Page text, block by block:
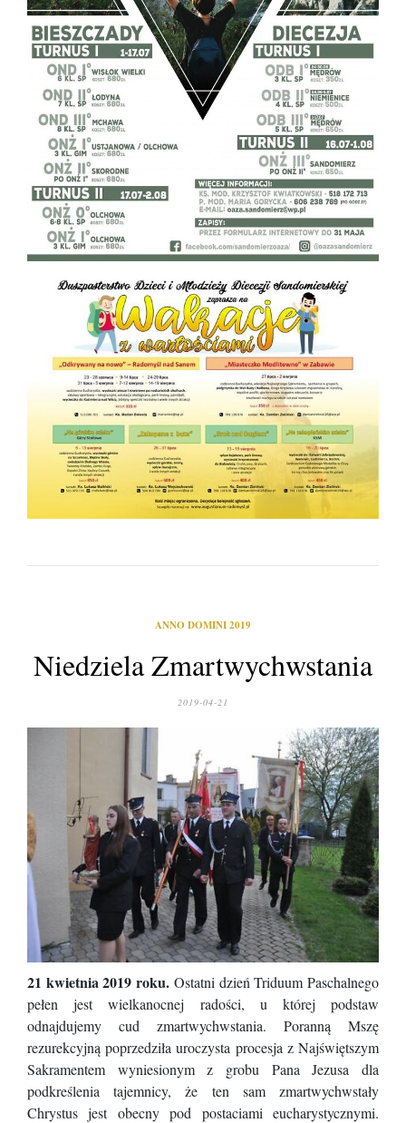
ANNO DOMINI 2019
Niedziela Zmartwychwstania
2019-04-21
21 kwietnia 2019 roku. Ostatni dzień Triduum Paschalnego
pełen jest wielkanocnej radości, u której podstaw
odnajdujemy cud zmartwychwstania. Poranną Mszę
rezurekcyjną poprzedziła uroczysta procesja z Najświętszym
Sakramentem wyniesionym z grobu Pana Jezusa dla
podkreślenia tajemnicy, że ten sam zmartwychwstały
Chrystus jest obecny pod postaciami eucharystycznymi.